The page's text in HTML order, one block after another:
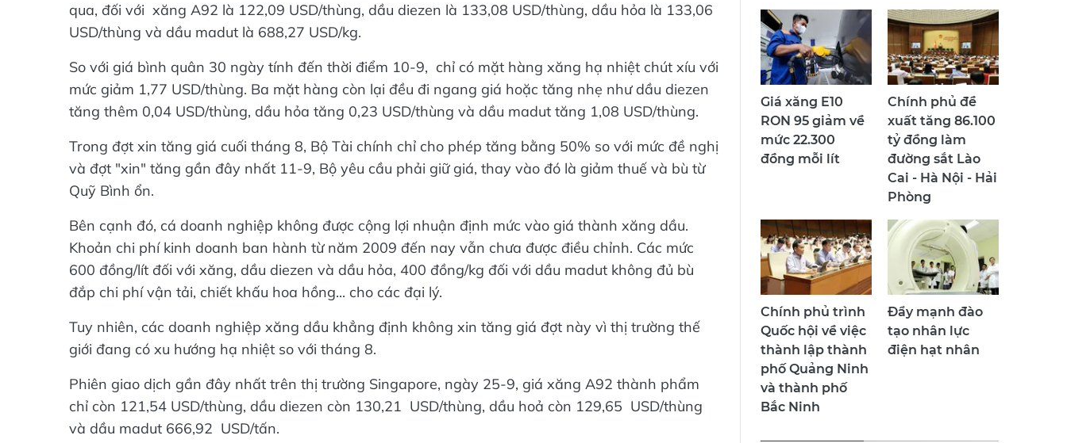
USD/thùng và dầu madut là 688,27 USD/kg.
So với giá bình quân 30 ngày tính đến thời điểm 10-9, chỉ có mặt hàng xăng hạ nhiệt chút xíu với
mức giảm 1,77 USD/thùng. Ba mặt hàng còn lại đều đi ngang giá hoặc tăng nhẹ như dầu diezen
tăng thêm 0,04 USD/thùng, dầu hỏa tăng 0,23 USD/thùng và dầu madut tăng 1,08 USD/thùng.
Trong đợt xin tăng giá cuối tháng 8, Bộ Tài chính chỉ cho phép tăng bằng 50% so với mức đề nghị
và đợt "xin" tăng gần đây nhất 11-9, Bộ yêu cầu phải giữ giá, thay vào đó là giảm thuế và bù từ
Quỹ Bình ổn.
Bên cạnh đó, cá doanh nghiệp không được cộng lợi nhuận định mức vào giá thành xăng dầu.
Khoản chi phí kinh doanh ban hành từ năm 2009 đến nay vẫn chưa được điều chỉnh. Các mức
600 đồng/lít đối với xăng, dầu diezen và dầu hỏa, 400 đồng/kg đối với dầu madut không đủ bù
đắp chi phí vận tải, chiết khấu hoa hồng... cho các đại lý.
Tuy nhiên, các doanh nghiệp xăng dầu khẳng định không xin tăng giá đợt này vì thị trường thế
giới đang có xu hướng hạ nhiệt so với tháng 8.
Phiên giao dịch gần đây nhất trên thị trường Singapore, ngày 25-9, giá xăng A92 thành phẩm
chỉ còn 121,54 USD/thùng, dầu diezen còn 130,21 USD/thùng, dầu hoả còn 129,65 USD/thùng
và dầu madut 666,92 USD/tấn.
Giá xăng E10
RON 95 giảm về
mức 22.300
đồng mỗi lít
Chính phủ đề
xuất tăng 86.100
tỷ đồng làm
đường sắt Lào
Cai - Hà Nội - Hải
Phòng
Chính phủ trình
Quốc hội về việc
thành lập thành
phố Quảng Ninh
và thành phố
Bắc Ninh
Đẩy mạnh đào
tạo nhân lực
điện hạt nhân